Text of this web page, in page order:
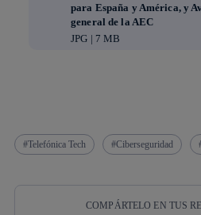
para España y América, y
general de la AEC
JPG | 7 MB
Telefónica Tech Ciberseguridad
COMPÁRTELO EN TUS